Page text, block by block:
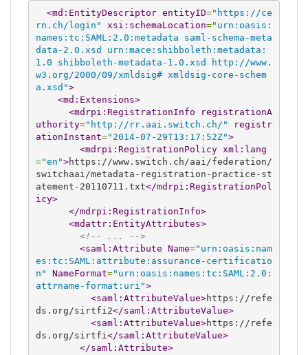
<md:EntityDescriptor entityID="https://ce
rn.ch/login"
xsi:schemaLocation="urn:oasis:
names:tc:SAML:2.0:metadata saml-schema-meta
data-2.0.xsd urn:mace:shibboleth:metadata:
1.0 shibboleth-metadata-1.0.xsd http://www.
w3.org/2000/09/xmldsig# xmldsig-core-schem
a.xsd">
<md:Extensions>
<mdrpi:RegistrationInfo
registrationA
uthority="http://rr.aai.switch.ch/"
registr
ationInstant="2014-07-29T13:17:52Z">
<mdrpi:RegistrationPolicy xml:lang
="en">https://www.switch.ch/aai/federation/
switchaai/metadata-registration-practice-st
atement-20110711.txt</mdrpi:RegistrationPol
icy>
</mdrpi:RegistrationInfo>
<mdattr:EntityAttributes>
<!-- ... -->
<saml:Attribute Name="urn:oasis:nam
es:tc:SAML:attribute:assurance-certificatio
n"
NameFormat="urn:oasis:names:tc:SAML:2.0:
attrname-format:uri">
<saml:AttributeValue>https://refe
ds.org/sirtfi2</saml:AttributeValue>
<saml:AttributeValue>https://refe
ds.org/sirtfi</saml:AttributeValue>
</saml:Attribute>